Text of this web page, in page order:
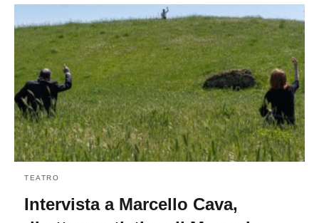
TEATRO
Intervista a Marcello Cava,